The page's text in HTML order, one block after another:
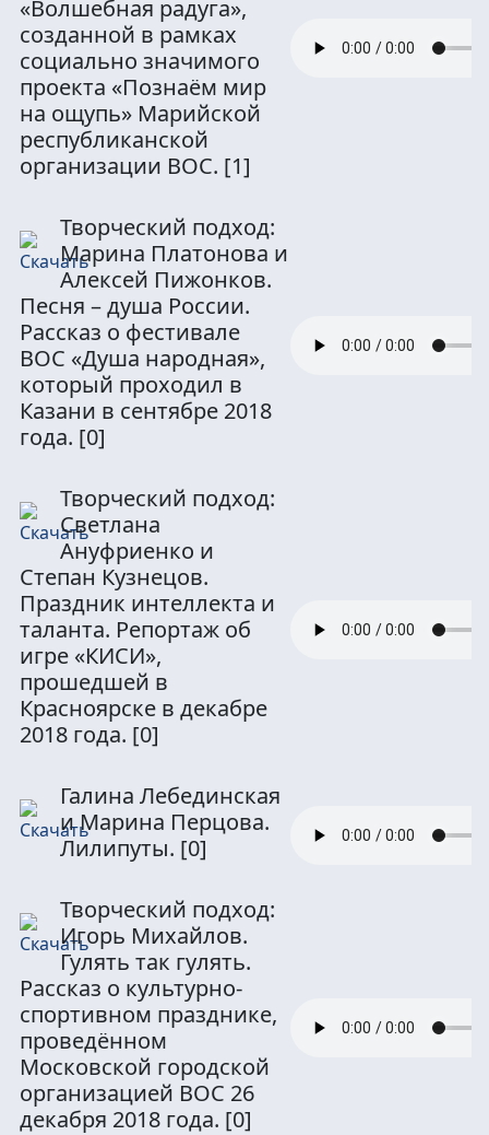
«Волшебная радуга»,
созданной в рамках
социально значимого
проекта «Познаём мир
на ощупь» Марийской
республиканской
организации ВОС. [1]
Творческий подход:
Марина Платонова и
Алексей Пижонков.
Песня – душа России.
Рассказ о фестивале
ВОС «Душа народная»,
который проходил в
Казани в сентябре 2018
года. [0]
Творческий подход:
Светлана
Ануфриенко и
Степан Кузнецов.
Праздник интеллекта и
таланта. Репортаж об
игре «КИСИ»,
прошедшей в
Красноярске в декабре
2018 года. [0]
Галина Лебединская
и Марина Перцова.
Лилипуты. [0]
Творческий подход:
Игорь Михайлов.
Гулять так гулять.
Рассказ о культурно-
спортивном празднике,
проведённом
Московской городской
организацией ВОС 26
декабря 2018 года. [0]